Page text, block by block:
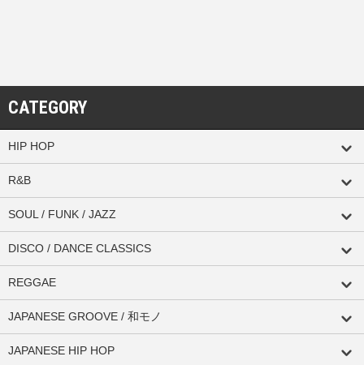
CATEGORY
HIP HOP
R&B
SOUL / FUNK / JAZZ
DISCO / DANCE CLASSICS
REGGAE
JAPANESE GROOVE / 和モノ
JAPANESE HIP HOP